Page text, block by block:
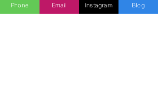
コメント
Phone Email Instagram Blog